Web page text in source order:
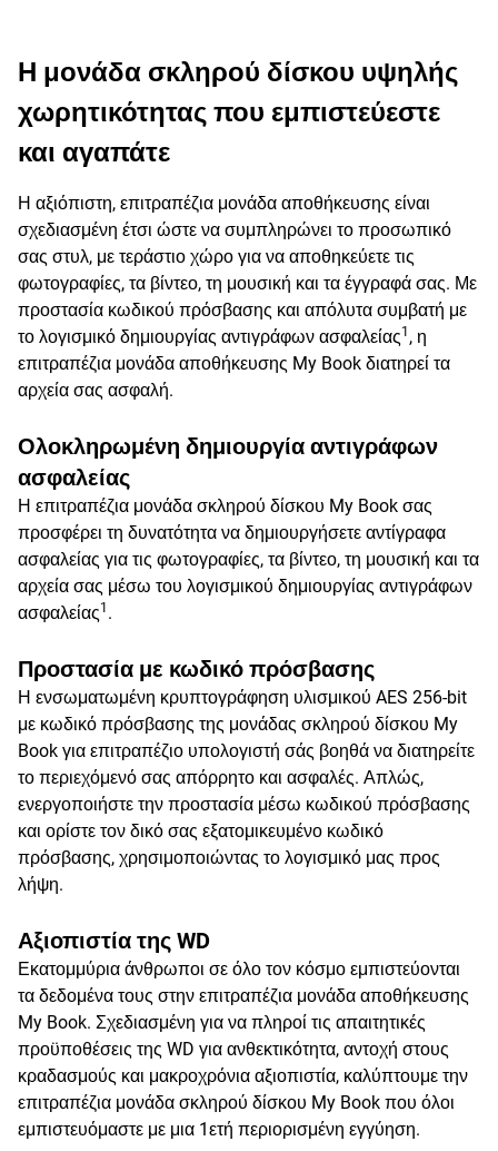
Η μονάδα σκληρού δίσκου υψηλής
χωρητικότητας που εμπιστεύεστε
και αγαπάτε
Η αξιόπιστη, επιτραπέζια μονάδα αποθήκευσης είναι
σχεδιασμένη έτσι ώστε να συμπληρώνει το προσωπικό
σας στυλ, με τεράστιο χώρο για να αποθηκεύετε τις
φωτογραφίες, τα βίντεο, τη μουσική και τα έγγραφά σας. Με
προστασία κωδικού πρόσβασης και απόλυτα συμβατή με
το λογισμικό δημιουργίας αντιγράφων ασφαλείας1 , η
επιτραπέζια μονάδα αποθήκευσης My Book διατηρεί τα
αρχεία σας ασφαλή.
Ολοκληρωμένη δημιουργία αντιγράφων
ασφαλείας
Η επιτραπέζια μονάδα σκληρού δίσκου My Book σας
προσφέρει τη δυνατότητα να δημιουργήσετε αντίγραφα
ασφαλείας για τις φωτογραφίες, τα βίντεο, τη μουσική και τα
αρχεία σας μέσω του λογισμικού δημιουργίας αντιγράφων
ασφαλείας1 .
Προστασία με κωδικό πρόσβασης
Η ενσωματωμένη κρυπτογράφηση υλισμικού AES 256-bit
με κωδικό πρόσβασης της μονάδας σκληρού δίσκου My
Book για επιτραπέζιο υπολογιστή σάς βοηθά να διατηρείτε
το περιεχόμενό σας απόρρητο και ασφαλές. Απλώς,
ενεργοποιήστε την προστασία μέσω κωδικού πρόσβασης
και ορίστε τον δικό σας εξατομικευμένο κωδικό
πρόσβασης, χρησιμοποιώντας το λογισμικό μας προς
λήψη.
Αξιοπιστία της WD
Εκατομμύρια άνθρωποι σε όλο τον κόσμο εμπιστεύονται
τα δεδομένα τους στην επιτραπέζια μονάδα αποθήκευσης
My Book. Σχεδιασμένη για να πληροί τις απαιτητικές
προϋποθέσεις της WD για ανθεκτικότητα, αντοχή στους
κραδασμούς και μακροχρόνια αξιοπιστία, καλύπτουμε την
επιτραπέζια μονάδα σκληρού δίσκου My Book που όλοι
εμπιστευόμαστε με μια 1ετή περιορισμένη εγγύηση.